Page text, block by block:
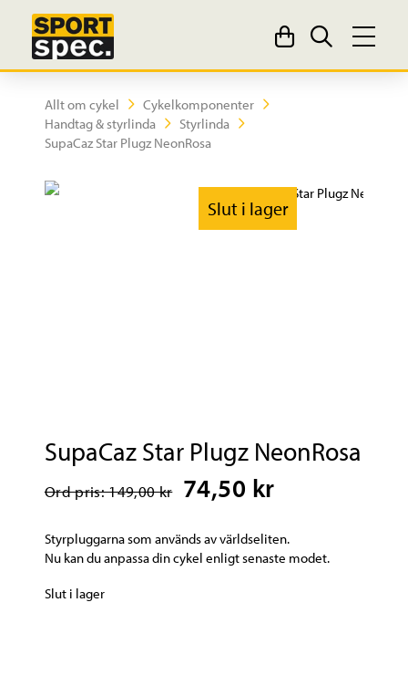
Allt om cykel
Cykelkomponenter
Handtag & styrlinda
Styrlinda
SupaCaz Star Plugz NeonRosa
Slut i lager
SupaCaz Star Plugz NeonRosa
Ord pris: 149,00 kr 74,50 kr
Styrpluggarna som används av världseliten.
Nu kan du anpassa din cykel enligt senaste modet.
Slut i lager